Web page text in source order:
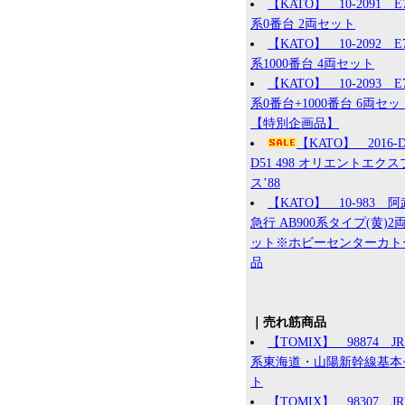
【KATO】 10-2091
系0番台 2両セット
【KATO】 10-2092
系1000番台 4両セット
【KATO】 10-2093
系0番台+1000番台 6両セッ
【特別企画品】
【KATO】
D51 498 オリエントエクス
ス’88
【KATO】 10-983 阿
急行 AB900系タイプ(黄)2
ット※ホビーセンターカト
品
｜売れ筋商品
【TOMIX】 98874 JR
系東海道・山陽新幹線基本
ト
【TOMIX】 98307